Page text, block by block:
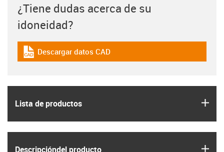
¿Tiene dudas acerca de su
idoneidad?
igus-icon-cad-dateien
Descargar datos CAD
Lista de productos
Descripción­del producto